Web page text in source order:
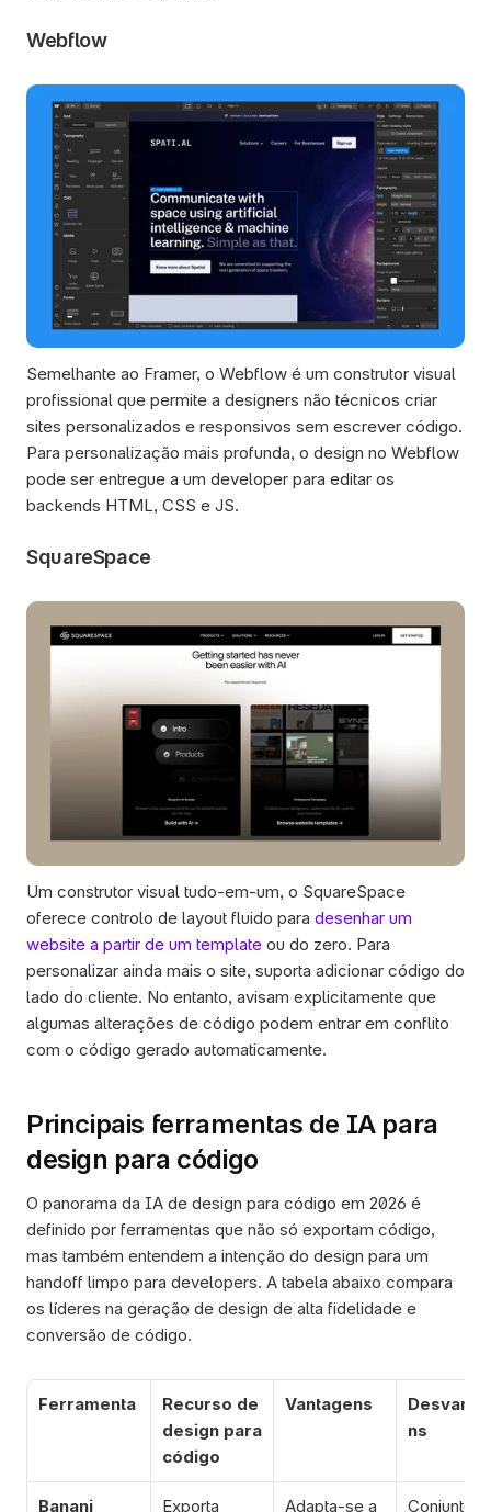
Webflow
Semelhante ao Framer, o Webflow é um construtor visual
profissional que permite a designers não técnicos criar
sites personalizados e responsivos sem escrever código.
Para personalização mais profunda, o design no Webflow
pode ser entregue a um developer para editar os
backends HTML, CSS e JS.
SquareSpace
Um construtor visual tudo-em-um, o SquareSpace
oferece controlo de layout fluido para desenhar um
website a partir de um template ou do zero. Para
personalizar ainda mais o site, suporta adicionar código do
lado do cliente. No entanto, avisam explicitamente que
algumas alterações de código podem entrar em conflito
com o código gerado automaticamente.
Principais ferramentas de IA para
design para código
O panorama da IA de design para código em 2026 é
definido por ferramentas que não só exportam código,
mas também entendem a intenção do design para um
handoff limpo para developers. A tabela abaixo compara
os líderes na geração de design de alta fidelidade e
conversão de código.
Ferramenta
Recurso de
design para
código
Vantagens
ns
Banani Exporta Adapta-se a Conjunto